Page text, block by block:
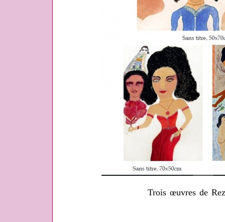
Trois œuvres de